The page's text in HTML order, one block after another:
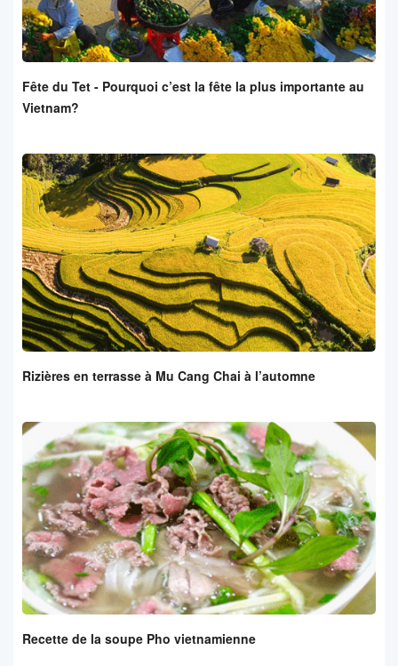
Fête du Tet - Pourquoi c’est la fête la plus importante au
Vietnam?
Rizières en terrasse à Mu Cang Chai à l’automne
Recette de la soupe Pho vietnamienne